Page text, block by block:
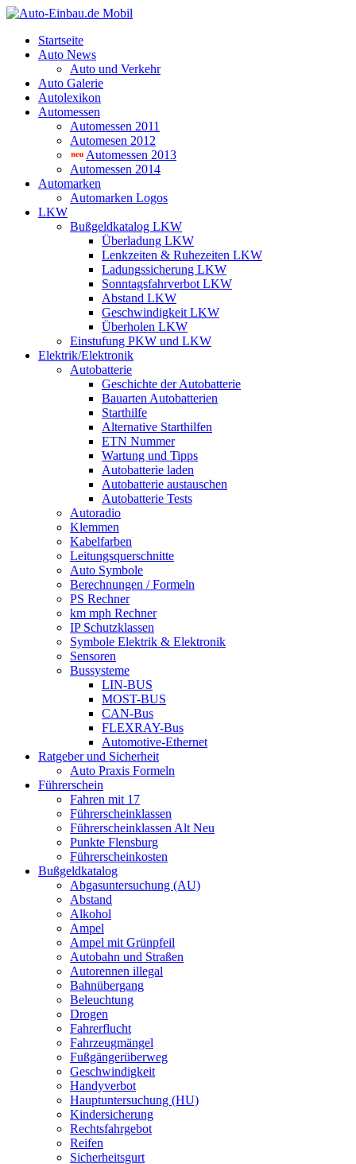
Startseite
Auto News
Auto und Verkehr
Auto Galerie
Autolexikon
Automessen
Automessen 2011
Automesen 2012
Automessen 2013
Automessen 2014
Automarken
Automarken Logos
LKW
Bußgeldkatalog LKW
Überladung LKW
Lenkzeiten & Ruhezeiten LKW
Ladungssicherung LKW
Sonntagsfahrverbot LKW
Abstand LKW
Geschwindigkeit LKW
Überholen LKW
Einstufung PKW und LKW
Elektrik/Elektronik
Autobatterie
Geschichte der Autobatterie
Bauarten Autobatterien
Starthilfe
Alternative Starthilfen
ETN Nummer
Wartung und Tipps
Autobatterie laden
Autobatterie austauschen
Autobatterie Tests
Autoradio
Klemmen
Kabelfarben
Leitungsquerschnitte
Auto Symbole
Berechnungen / Formeln
PS Rechner
km mph Rechner
IP Schutzklassen
Symbole Elektrik & Elektronik
Sensoren
Bussysteme
LIN-BUS
MOST-BUS
CAN-Bus
FLEXRAY-Bus
Automotive-Ethernet
Ratgeber und Sicherheit
Auto Praxis Formeln
Führerschein
Fahren mit 17
Führerscheinklassen
Führerscheinklassen Alt Neu
Punkte Flensburg
Führerscheinkosten
Bußgeldkatalog
Abgasuntersuchung (AU)
Abstand
Alkohol
Ampel
Ampel mit Grünpfeil
Autobahn und Straßen
Autorennen illegal
Bahnübergang
Beleuchtung
Drogen
Fahrerflucht
Fahrzeugmängel
Fußgängerüberweg
Geschwindigkeit
Handyverbot
Hauptuntersuchung (HU)
Kindersicherung
Rechtsfahrgebot
Reifen
Sicherheitsgurt